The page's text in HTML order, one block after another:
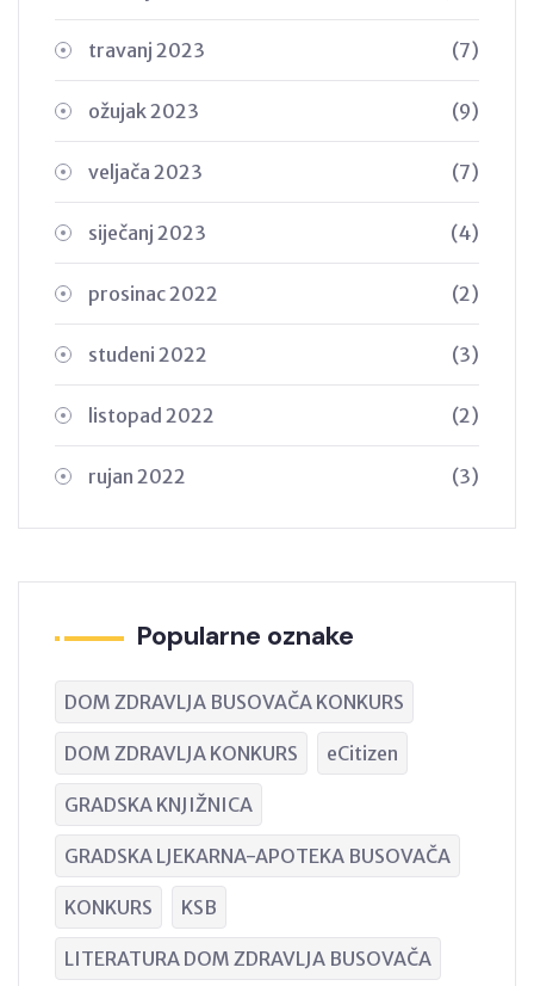
travanj 2023 (7)
ožujak 2023 (9)
veljača 2023 (7)
siječanj 2023 (4)
prosinac 2022 (2)
studeni 2022 (3)
listopad 2022 (2)
rujan 2022 (3)
Popularne oznake
DOM ZDRAVLJA BUSOVAČA KONKURS
DOM ZDRAVLJA KONKURS eCitizen
GRADSKA KNJIŽNICA
GRADSKA LJEKARNA-APOTEKA BUSOVAČA
KONKURS KSB
LITERATURA DOM ZDRAVLJA BUSOVAČA